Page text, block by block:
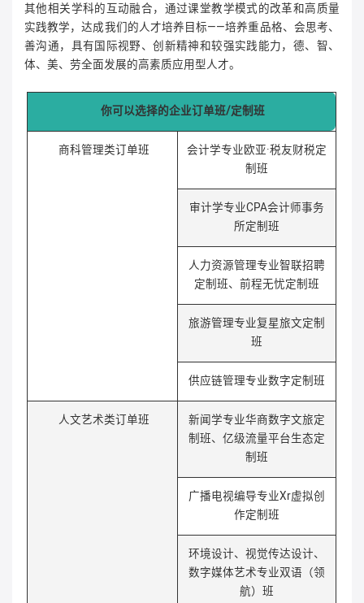
其他相关学科的互动融合，通过课堂教学模式的改革和高质量
实践教学，达成我们的人才培养目标——培养重品格、会思考、
善沟通，具有国际视野、创新精神和较强实践能力，德、智、
体、美、劳全面发展的高素质应用型人才。
你可以选择的企业订单班/定制班
商科管理类订单班
会计学专业欧亚·税友财税定
制班
审计学专业CPA会计师事务
所定制班
人力资源管理专业智联招聘
定制班、前程无忧定制班
旅游管理专业复星旅文定制
班
供应链管理专业数字定制班
人文艺术类订单班
新闻学专业华商数字文旅定
制班、亿级流量平台生态定
制班
广播电视编导专业Xr虚拟创
作定制班
环境设计、视觉传达设计、
数字媒体艺术专业双语（领
航）班